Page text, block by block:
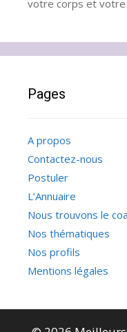
votre corps et
Pages
A propos
Contactez-nous
Postuler
L’Annuaire
Nous trouvons le
Nos thématiques
Nos profils
Mentions légales